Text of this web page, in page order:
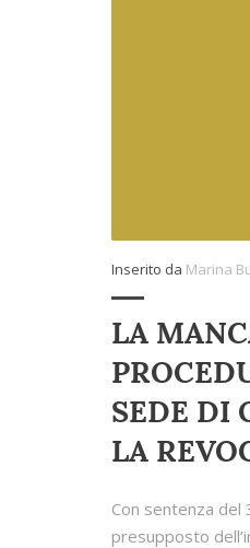
Inserito da Marina
LA
SEDE DI
LA
Con sentenza del
presupposto